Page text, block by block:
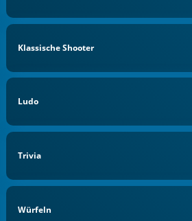
Klassische Shooter
Ludo
Trivia
Würfeln